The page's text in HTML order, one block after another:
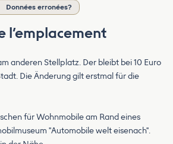
Données erronées?
l’emplacement
anderen Stellplatz. Der bleibt bei 10 Euro
Die Änderung gilt erstmal für die
für Wohnmobile am Rand eines
"Automobile welt eisenach".